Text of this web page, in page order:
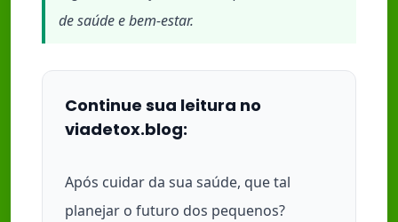
de saúde e bem-estar.
Continue sua leitura no
viadetox.blog:
Após cuidar da sua saúde, que tal
planejar o futuro dos pequenos?